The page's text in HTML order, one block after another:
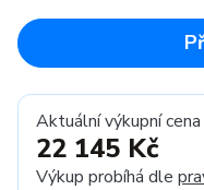
Aktuální výkupní cena
22 145 Kč
Výkup probíhá dle